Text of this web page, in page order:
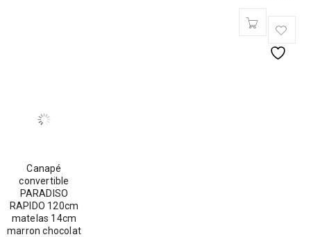
Canapé
convertible
PARADISO
RAPIDO 120cm
matelas 14cm
marron chocolat